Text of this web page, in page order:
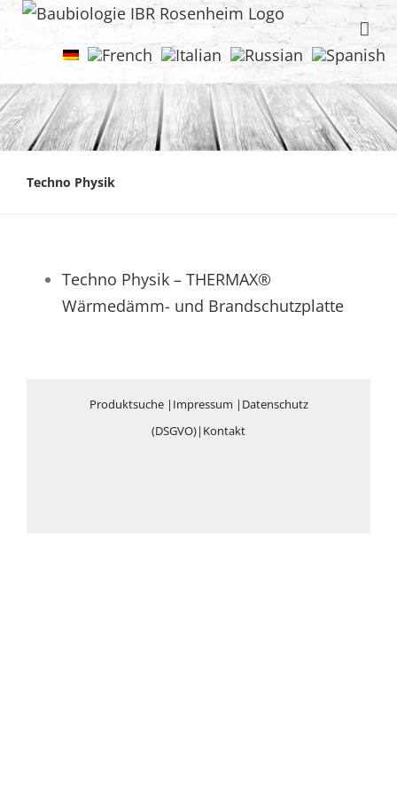
Techno Physik
Techno Physik – THERMAX®
Wärmedämm- und Brandschutzplatte
Produktsuche| Impressum | Datenschutz
(DSGVO)| Kontakt